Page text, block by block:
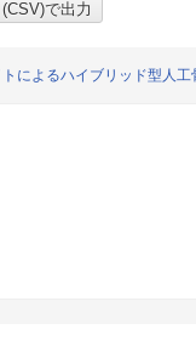
によるハイブリッド型人工